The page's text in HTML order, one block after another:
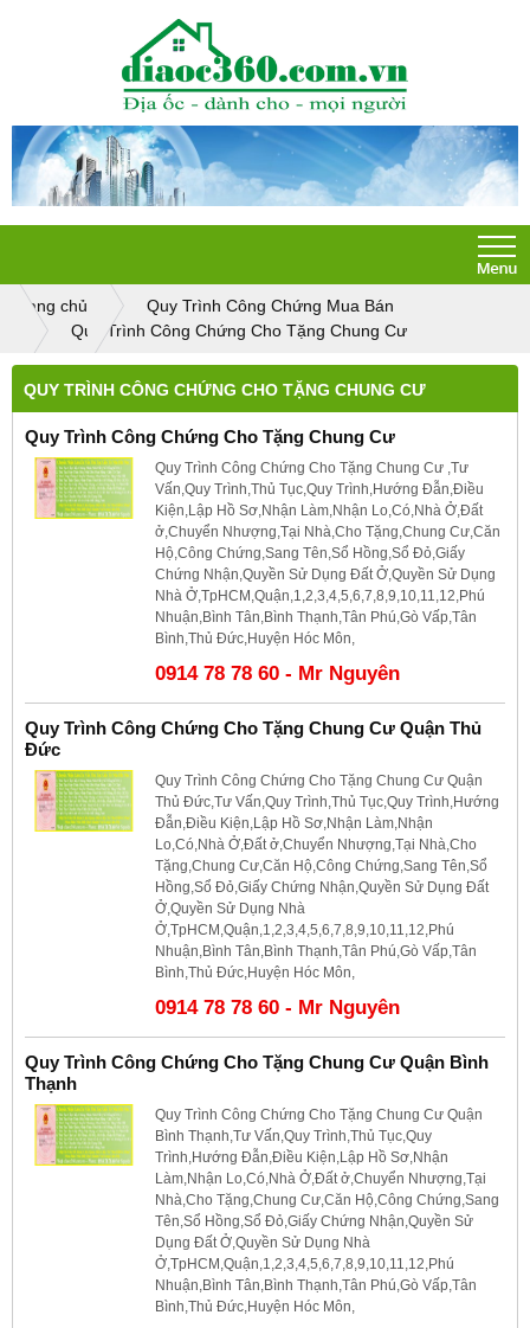
Trang chủ
Quy Trình Công Chứng Mua Bán
Quy Trình Công Chứng Cho Tặng Chung Cư
QUY TRÌNH CÔNG CHỨNG CHO TẶNG CHUNG CƯ
Quy Trình Công Chứng Cho Tặng Chung Cư
Quy Trình Công Chứng Cho Tặng Chung Cư ,Tư
Vấn,Quy Trình,Thủ Tục,Quy Trình,Hướng Đẫn,Điều
Kiện,Lập Hồ Sơ,Nhận Làm,Nhận Lo,Có,Nhà Ở,Đất
ở,Chuyển Nhượng,Tại Nhà,Cho Tặng,Chung Cư,Căn
Hộ,Công Chứng,Sang Tên,Sổ Hồng,Sổ Đỏ,Giấy
Chứng Nhận,Quyền Sử Dụng Đất Ở,Quyền Sử Dụng
Nhà Ở,TpHCM,Quận,1,2,3,4,5,6,7,8,9,10,11,12,Phú
Nhuận,Bình Tân,Bình Thạnh,Tân Phú,Gò Vấp,Tân
Bình,Thủ Đức,Huyện Hóc Môn,
0914 78 78 60 - Mr Nguyên
Quy Trình Công Chứng Cho Tặng Chung Cư Quận Thủ
Đức
Quy Trình Công Chứng Cho Tặng Chung Cư Quận
Thủ Đức,Tư Vấn,Quy Trình,Thủ Tục,Quy Trình,Hướng
Đẫn,Điều Kiện,Lập Hồ Sơ,Nhận Làm,Nhận
Lo,Có,Nhà Ở,Đất ở,Chuyển Nhượng,Tại Nhà,Cho
Tặng,Chung Cư,Căn Hộ,Công Chứng,Sang Tên,Sổ
Hồng,Sổ Đỏ,Giấy Chứng Nhận,Quyền Sử Dụng Đất
Ở,Quyền Sử Dụng Nhà
Ở,TpHCM,Quận,1,2,3,4,5,6,7,8,9,10,11,12,Phú
Nhuận,Bình Tân,Bình Thạnh,Tân Phú,Gò Vấp,Tân
Bình,Thủ Đức,Huyện Hóc Môn,
0914 78 78 60 - Mr Nguyên
Quy Trình Công Chứng Cho Tặng Chung Cư Quận Bình
Thạnh
Quy Trình Công Chứng Cho Tặng Chung Cư Quận
Bình Thạnh,Tư Vấn,Quy Trình,Thủ Tục,Quy
Trình,Hướng Đẫn,Điều Kiện,Lập Hồ Sơ,Nhận
Làm,Nhận Lo,Có,Nhà Ở,Đất ở,Chuyển Nhượng,Tại
Nhà,Cho Tặng,Chung Cư,Căn Hộ,Công Chứng,Sang
Tên,Sổ Hồng,Sổ Đỏ,Giấy Chứng Nhận,Quyền Sử
Dụng Đất Ở,Quyền Sử Dụng Nhà
Ở,TpHCM,Quận,1,2,3,4,5,6,7,8,9,10,11,12,Phú
Nhuận,Bình Tân,Bình Thạnh,Tân Phú,Gò Vấp,Tân
Bình,Thủ Đức,Huyện Hóc Môn,